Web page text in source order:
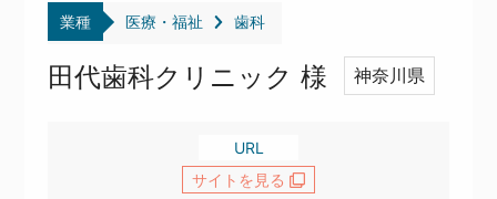
業種 医療・福祉 歯科
田代歯科クリニック 様 神奈川県
URL
サイトを見る